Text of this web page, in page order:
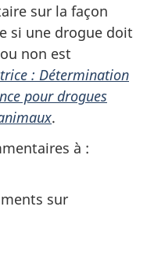
sur la façon
si une drogue doit
non est
: Détermination
pour drogues
.
à :
sur